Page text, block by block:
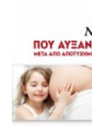
Info
Kontakt